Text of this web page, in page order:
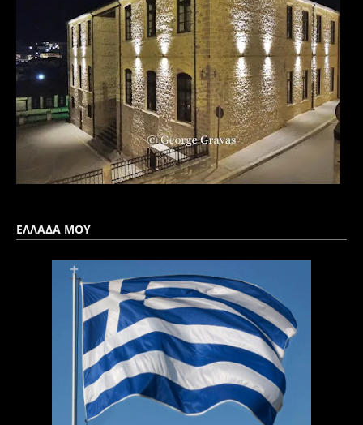
ΕΛΛΑΔΑ ΜΟΥ